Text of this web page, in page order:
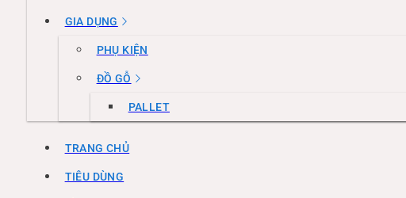
GIA DỤNG
PHỤ KIỆN
ĐỒ GỖ
PALLET
TRANG CHỦ
TIÊU DÙNG